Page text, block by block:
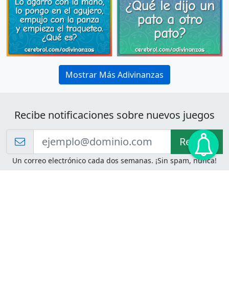
Mostrar Más Adivinanzas
Recibe notificaciones sobre nuevos juegos
Recibir!
Un correo electrónico cada dos semanas. ¡Sin spam, nunca!